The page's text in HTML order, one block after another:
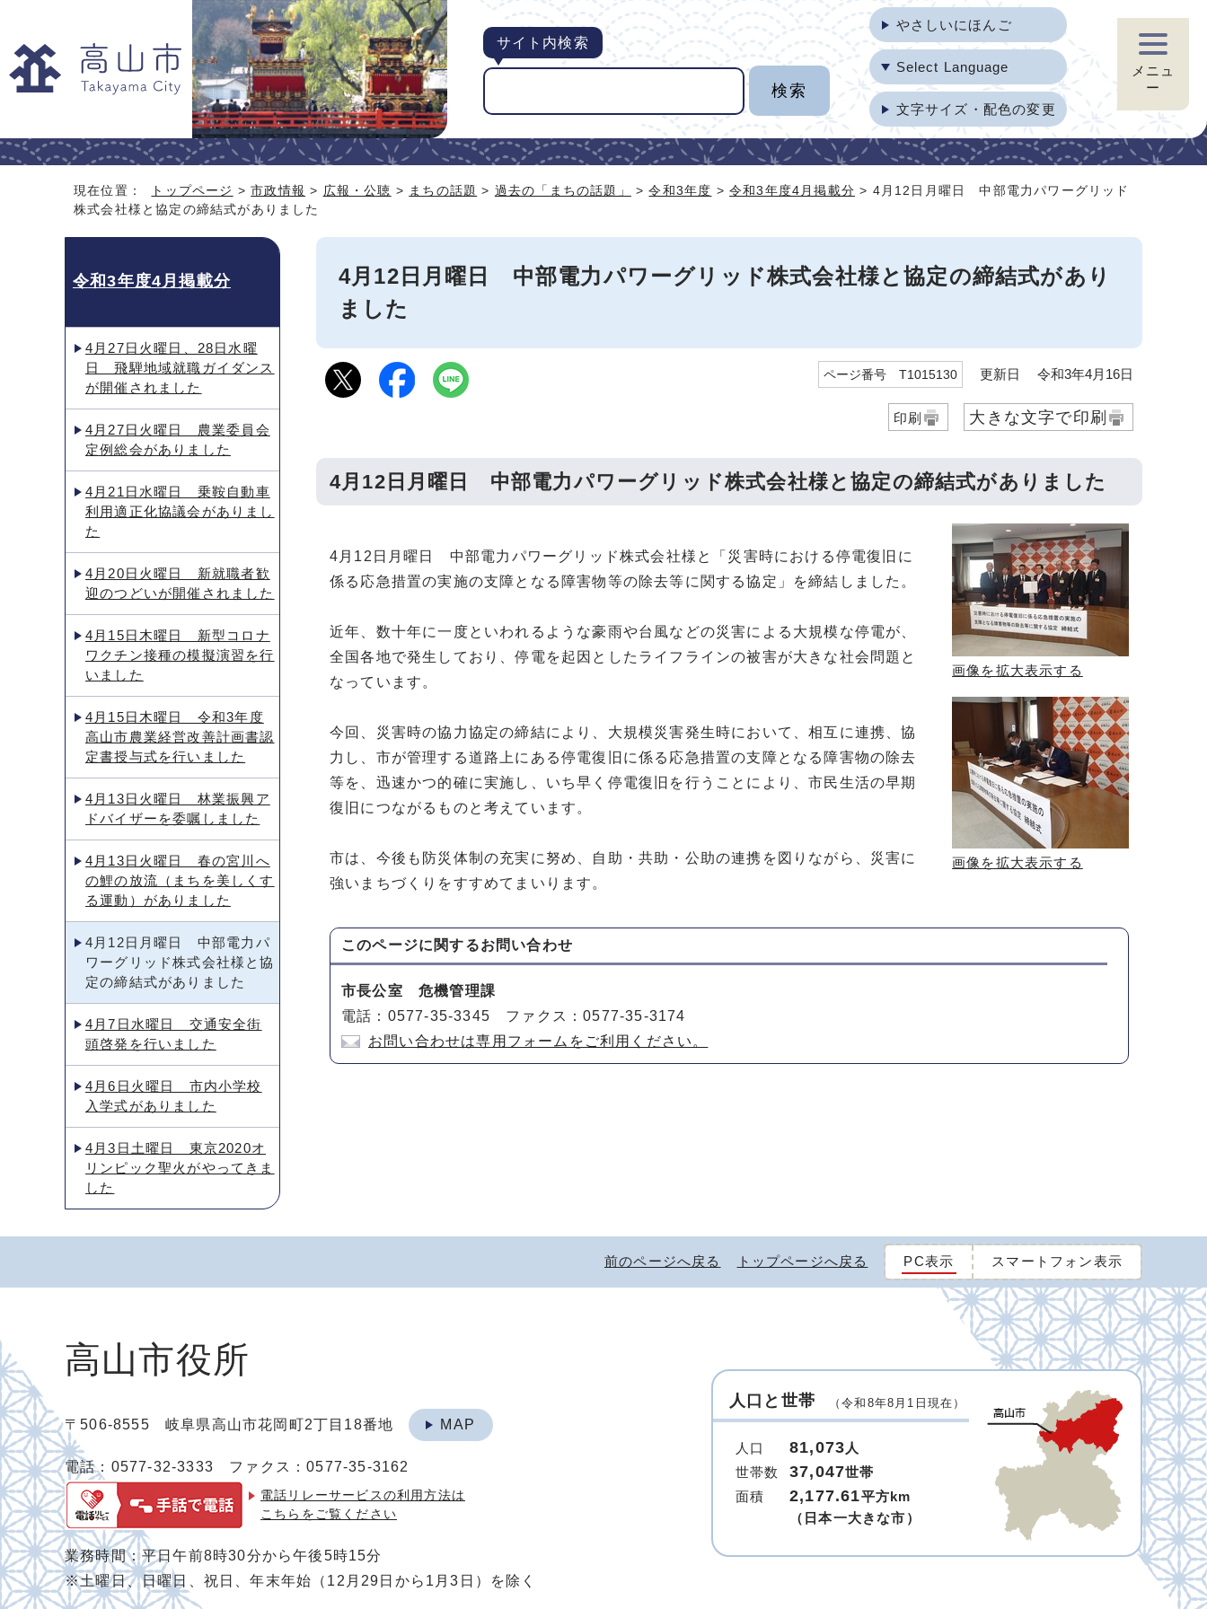
サイト内検索
やさしいにほんご
Select Language
文字サイズ・配色の変更
メニュ
ー
現在位置： トップページ >市政情報 > 広報・公聴 > まちの話題 > 過去の「まちの話題」 >令和3年度 >令和3年度4月掲載分 > 4月12日月曜日 中部電力パワーグリッド
株式会社様と協定の締結式がありました
4月12日月曜日 中部電力パワーグリッド株式会社様と協定の締結式があり
ました
ページ番号 T1015130 更新日 令和3年4月16日
印刷 大きな文字で印刷
4月12日月曜日 中部電力パワーグリッド株式会社様と協定の締結式がありました
画像を拡大表示する
画像を拡大表示する
4月12日月曜日 中部電力パワーグリッド株式会社様と「災害時における停電復旧に
係る応急措置の実施の支障となる障害物等の除去等に関する協定」を締結しました。
近年、数十年に一度といわれるような豪雨や台風などの災害による大規模な停電が、
全国各地で発生しており、停電を起因としたライフラインの被害が大きな社会問題と
なっています。
今回、災害時の協力協定の締結により、大規模災害発生時において、相互に連携、協
力し、市が管理する道路上にある停電復旧に係る応急措置の支障となる障害物の除去
等を、迅速かつ的確に実施し、いち早く停電復旧を行うことにより、市民生活の早期
復旧につながるものと考えています。
市は、今後も防災体制の充実に努め、自助・共助・公助の連携を図りながら、災害に
強いまちづくりをすすめてまいります。
このページに関するお問い合わせ
市長公室 危機管理課
電話：0577-35-3345 ファクス：0577-35-3174
お問い合わせは専用フォームをご利用ください。
令和3年度4月掲載分
4月27日火曜日、28日水曜
日 飛騨地域就職ガイダンス
が開催されました
4月27日火曜日 農業委員会
定例総会がありました
4月21日水曜日 乗鞍自動車
利用適正化協議会がありまし
た
4月20日火曜日 新就職者歓
迎のつどいが開催されました
4月15日木曜日 新型コロナ
ワクチン接種の模擬演習を行
いました
4月15日木曜日 令和3年度
高山市農業経営改善計画書認
定書授与式を行いました
4月13日火曜日 林業振興ア
ドバイザーを委嘱しました
4月13日火曜日 春の宮川へ
の鯉の放流（まちを美しくす
る運動）がありました
4月12日月曜日 中部電力パ
ワーグリッド株式会社様と協
定の締結式がありました
4月7日水曜日 交通安全街
頭啓発を行いました
4月6日火曜日 市内小学校
入学式がありました
4月3日土曜日 東京2020オ
リンピック聖火がやってきま
した
前のページへ戻る トップページへ戻る PC表示 スマートフォン表示
高山市役所
〒506-8555 岐阜県高山市花岡町2丁目18番地 MAP
電話：0577-32-3333 ファクス：0577-35-3162
電話リレーサービスの利用方法は
こちらをご覧ください
業務時間：平日午前8時30分から午後5時15分
※土曜日、日曜日、祝日、年末年始（12月29日から1月3日）を除く
人口と世帯 （令和8年8月1日現在）
人口 81,073 人
世帯数
37,047世帯
面積
2,177.61平方km
（日本一大きな市）